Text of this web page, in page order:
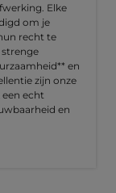
Elke
om je
recht te
en
zijn onze
echt
en